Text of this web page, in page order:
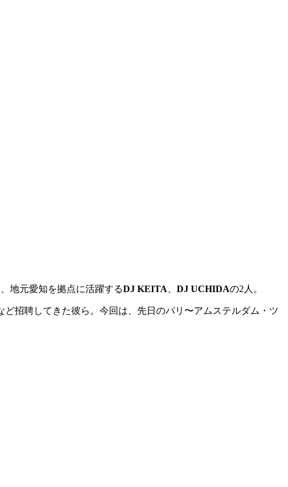
地元愛知を拠点に活躍するDJ KEITA DJ UCHIDAの2人。
ど招聘してきた彼ら。今回は、先日のパリ〜アムステルダム・ツ